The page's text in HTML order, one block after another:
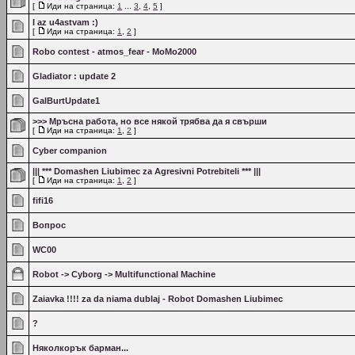
[ Иди на страница: 1 3 4 5 ]
I az u4astvam :)
[ Иди на страница: 1 2 ]
Robo contest - atmos_fear - MoMo2000
Gladiator : update 2
GalBurtUpdate1
>>> Мръсна работа, но все някой трябва да я свърши
[ Иди на страница: 1 2 ]
Cyber companion
||| *** Domashen Liubimec za Agresivni Potrebiteli *** |||
[ Иди на страница: 1 2 ]
fifi16
Вопрос
WC00
Robot -> Cyborg -> Multifunctional Machine
Zaiavka !!!! za da niama dublaj - Robot Domashen Liubimec
?
Няколкорък барман...